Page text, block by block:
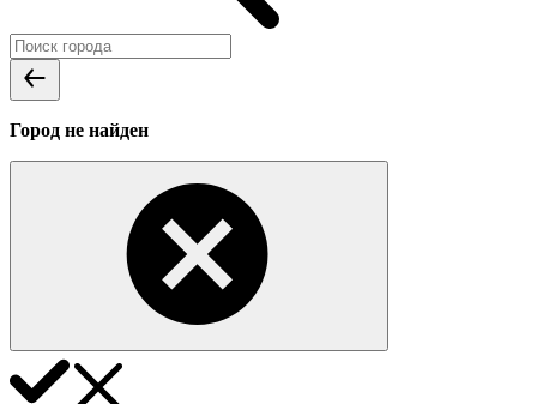
Город не найден